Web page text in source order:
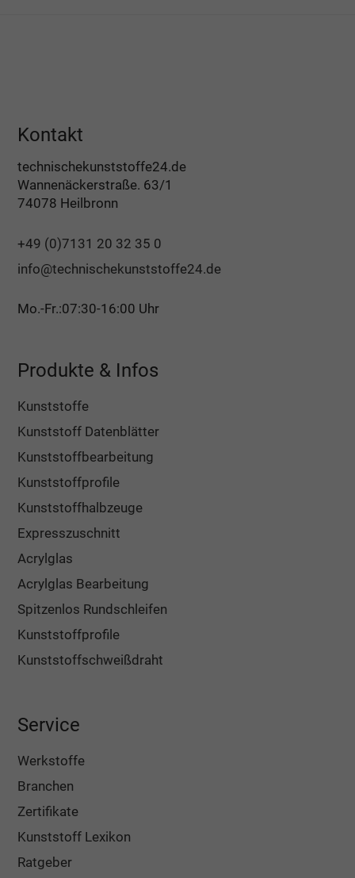
Kontakt
technischekunststoffe24.de
Wannenäckerstraße. 63/1
74078 Heilbronn
+49 (0)7131 20 32 35 0
info@technischekunststoffe24.de
Mo.-Fr.:07:30-16:00 Uhr
Produkte & Infos
Kunststoffe
Kunststoff Datenblätter
Kunststoffbearbeitung
Kunststoffprofile
Kunststoffhalbzeuge
Expresszuschnitt
Acrylglas
Acrylglas Bearbeitung
Spitzenlos Rundschleifen
Kunststoffprofile
Kunststoffschweißdraht
Service
Werkstoffe
Branchen
Zertifikate
Kunststoff Lexikon
Ratgeber